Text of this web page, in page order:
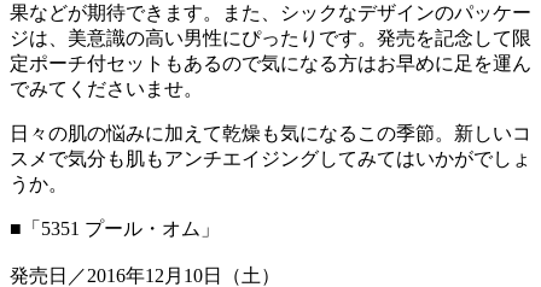
果などが期待できます。また、シックなデザインのパッケー
ジは、美意識の高い男性にぴったりです。発売を記念して限
定ポーチ付セットもあるので気になる方はお早めに足を運ん
でみてくださいませ。
日々の肌の悩みに加えて乾燥も気になるこの季節。新しいコ
スメで気分も肌もアンチエイジングしてみてはいかがでしょ
うか。
■「5351 プール・オム」
発売日／2016年12月10日（土）